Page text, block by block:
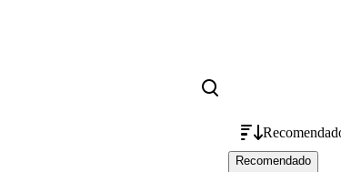
Recomendado